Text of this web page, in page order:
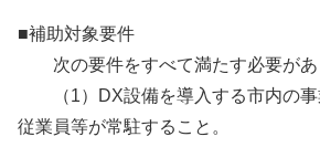
■補助対象要件
次の要件をすべて満たす必要があ
（1）DX設備を導入する市内の事
従業員等が常駐すること。